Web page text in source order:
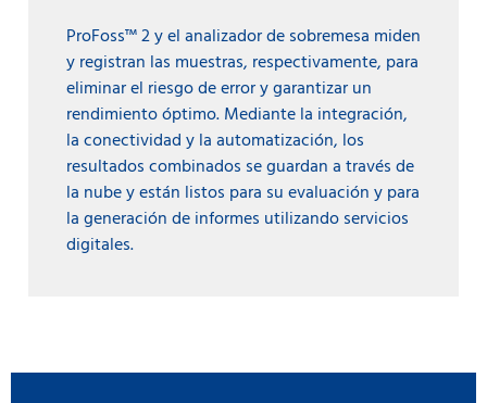
ProFoss™ 2 y el analizador de sobremesa miden
y registran las muestras, respectivamente, para
eliminar el riesgo de error y garantizar un
rendimiento óptimo. Mediante la integración,
la conectividad y la automatización, los
resultados combinados se guardan a través de
la nube y están listos para su evaluación y para
la generación de informes utilizando servicios
digitales.